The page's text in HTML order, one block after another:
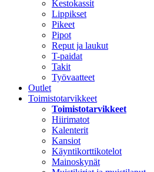
Kestokassit
Lippikset
Pikeet
Pipot
Reput ja laukut
T-paidat
Takit
Työvaatteet
Outlet
Toimistotarvikkeet
Toimistotarvikkeet
Hiirimatot
Kalenterit
Kansiot
Käyntikorttikotelot
Mainoskynät